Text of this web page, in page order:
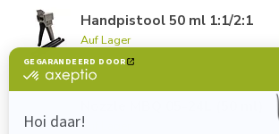
Handpistool 50 ml 1:1/2:1
Auf Lager
Auf Lager